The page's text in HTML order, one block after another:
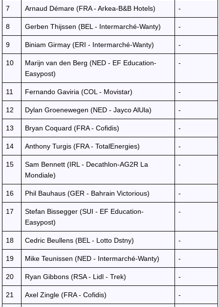
7 Arnaud Démare (FRA - Arkea-B&B Hotels) -
8 Gerben Thijssen (BEL - Intermarché-Wanty) -
9 Biniam Girmay (ERI - Intermarché-Wanty) -
10
Marijn van den Berg (NED - EF Education-
Easypost)
-
11 Fernando Gaviria (COL - Movistar) -
12 Dylan Groenewegen (NED - Jayco AlUla) -
13 Bryan Coquard (FRA - Cofidis) -
14 Anthony Turgis (FRA - TotalEnergies) -
15
Sam Bennett (IRL - Decathlon-AG2R La
Mondiale)
-
16 Phil Bauhaus (GER - Bahrain Victorious) -
17
Stefan Bissegger (SUI - EF Education-
Easypost)
-
18 Cedric Beullens (BEL - Lotto Dstny) -
19 Mike Teunissen (NED - Intermarché-Wanty) -
20 Ryan Gibbons (RSA - Lidl - Trek) -
21 Axel Zingle (FRA - Cofidis) -